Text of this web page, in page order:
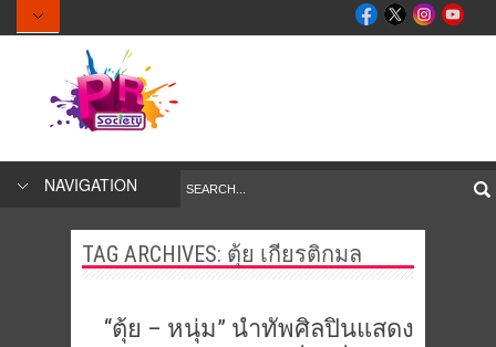
NAVIGATION
TAG ARCHIVES: ตุ้ย เกียรติกมล
“ตุ้ย – หนุ่ม” นำทัพศิลปินแสดง